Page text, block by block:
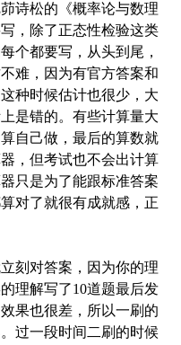
诗松的《概率论与数理
，除了正态性检验这类
个都要写，从头到尾，
难，因为有官方答案和
种时候估计也很少，大
是错的。有些计算量大
自己做，最后的算数就
，但考试也不会出计算
只是为了能跟标准答案
对了就很有成就感，正
刻对答案，因为你的理
理解写了10道题最后发
果也很差，所以一刷的
过一段时间二刷的时候